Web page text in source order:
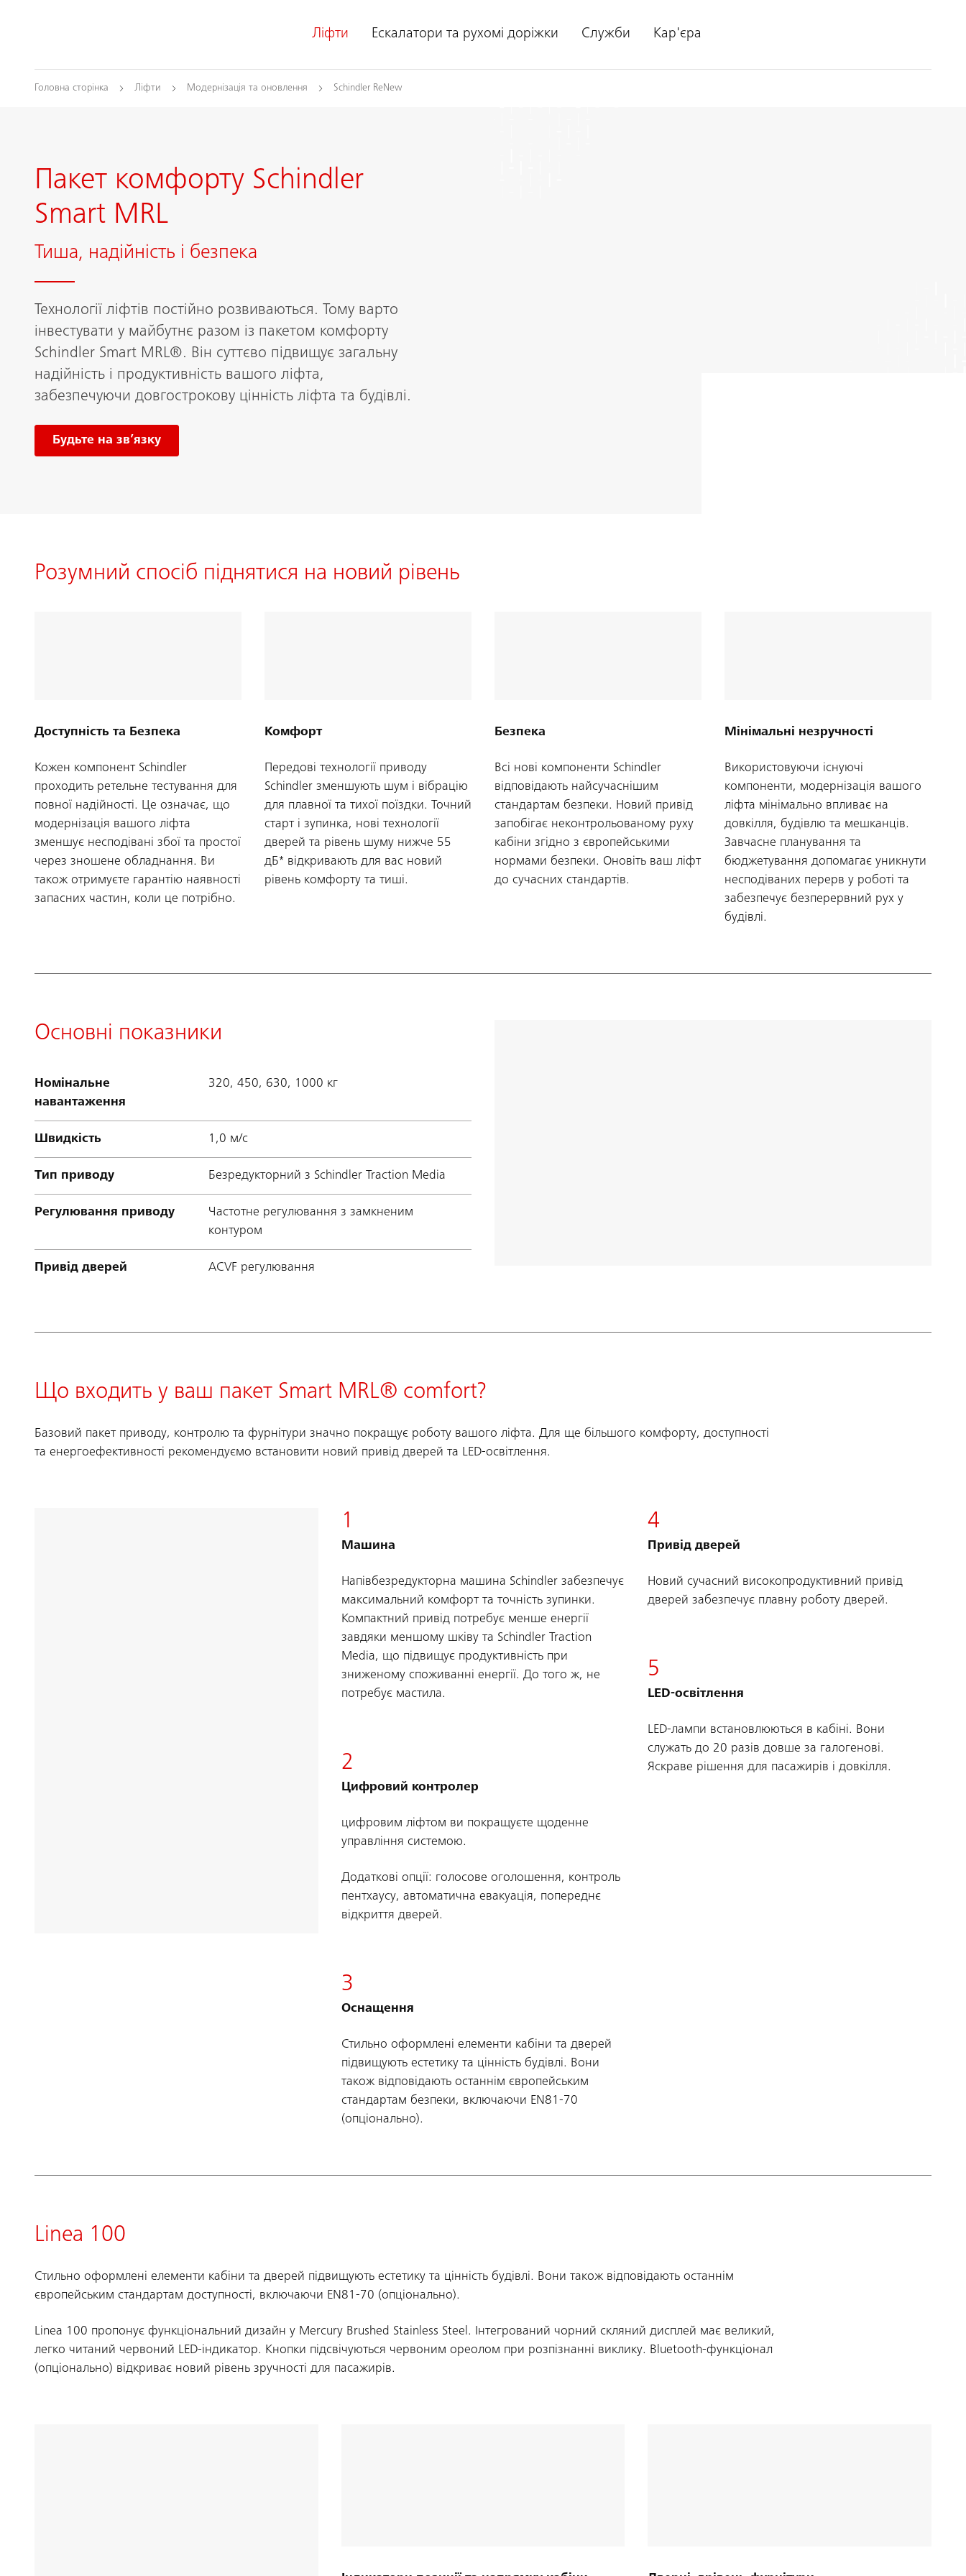
Ліфти Ескалатори та рухомі доріжки Служби Кар'єра
Головна сторінка Ліфти Модернізація та оновлення Schindler ReNew
Пакет комфорту Schindler
Smart MRL
Тиша, надійність і безпека
Технології ліфтів постійно розвиваються. Тому варто
інвестувати у майбутнє разом із пакетом комфорту
Schindler Smart MRL®. Він суттєво підвищує загальну
надійність і продуктивність вашого ліфта,
забезпечуючи довгострокову цінність ліфта та будівлі.
Будьте на зв’язку
Розумний спосіб піднятися на новий рівень
Доступність та Безпека
Кожен компонент Schindler
проходить ретельне тестування для
повної надійності. Це означає, що
модернізація вашого ліфта
зменшує несподівані збої та простої
через зношене обладнання. Ви
також отримуєте гарантію наявності
запасних частин, коли це потрібно.
Комфорт
Передові технології приводу
Schindler зменшують шум і вібрацію
для плавної та тихої поїздки. Точний
старт і зупинка, нові технології
дверей та рівень шуму нижче 55
дБ* відкривають для вас новий
рівень комфорту та тиші.
Безпека
Всі нові компоненти Schindler
відповідають найсучаснішим
стандартам безпеки. Новий привід
запобігає неконтрольованому руху
кабіни згідно з європейськими
нормами безпеки. Оновіть ваш ліфт
до сучасних стандартів.
Мінімальні незручності
Використовуючи існуючі
компоненти, модернізація вашого
ліфта мінімально впливає на
довкілля, будівлю та мешканців.
Завчасне планування та
бюджетування допомагає уникнути
несподіваних перерв у роботі та
забезпечує безперервний рух у
будівлі.
Основні показники
Номінальне
навантаження
320, 450, 630, 1000 кг
Швидкість 1,0 м/с
Тип приводу Безредукторний з Schindler Traction Media
Регулювання приводу
Частотне регулювання з замкненим
контуром
Привід дверей ACVF регулювання
Що входить у ваш пакет Smart MRL® comfort?
Базовий пакет приводу, контролю та фурнітури значно покращує роботу вашого ліфта. Для ще більшого комфорту, доступності
та енергоефективності рекомендуємо встановити новий привід дверей та LED-освітлення.
1
Машина
Напівбезредукторна машина Schindler забезпечує
максимальний комфорт та точність зупинки.
Компактний привід потребує менше енергії
завдяки меншому шківу та Schindler Traction
Media, що підвищує продуктивність при
зниженому споживанні енергії. До того ж, не
потребує мастила.
2
Цифровий контролер
цифровим ліфтом ви покращуєте щоденне
управління системою.
Додаткові опції: голосове оголошення, контроль
пентхаусу, автоматична евакуація, попереднє
відкриття дверей.
3
Оснащення
Стильно оформлені елементи кабіни та дверей
підвищують естетику та цінність будівлі. Вони
також відповідають останнім європейським
стандартам безпеки, включаючи EN81-70
(опціонально).
4
Привід дверей
Новий сучасний високопродуктивний привід
дверей забезпечує плавну роботу дверей.
5
LED-освітлення
LED-лампи встановлюються в кабіні. Вони
служать до 20 разів довше за галогенові.
Яскраве рішення для пасажирів і довкілля.
Linea 100
Стильно оформлені елементи кабіни та дверей підвищують естетику та цінність будівлі. Вони також відповідають останнім
європейським стандартам доступності, включаючи EN81-70 (опціонально).
Linea 100 пропонує функціональний дизайн у Mercury Brushed Stainless Steel. Інтегрований чорний скляний дисплей має великий,
легко читаний червоний LED-індикатор. Кнопки підсвічуються червоним ореолом при розпізнанні виклику. Bluetooth-функціонал
(опціонально) відкриває новий рівень зручності для пасажирів.